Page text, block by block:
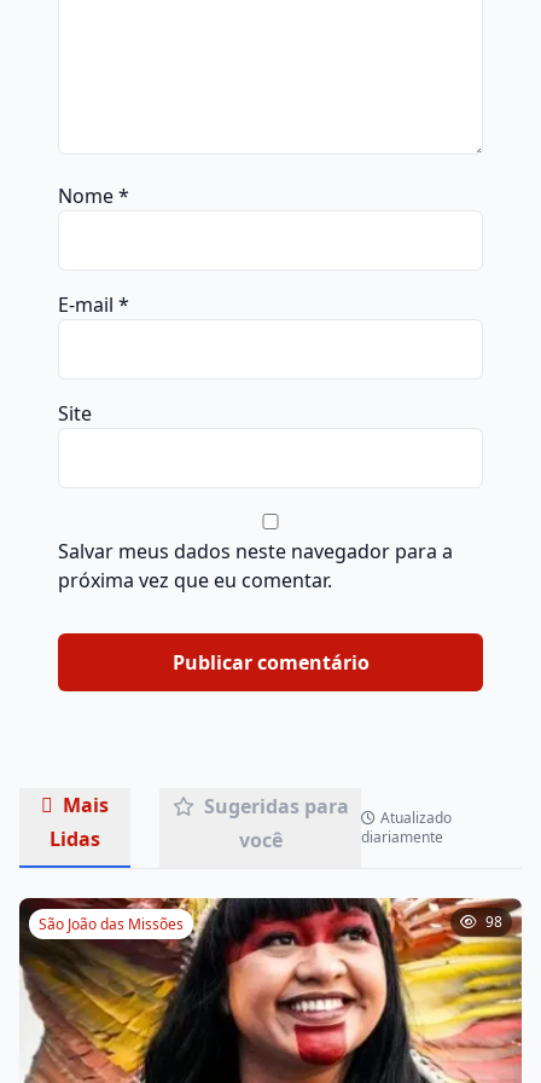
Nome*
E-mail *
Site
Salvar meus dados neste navegador para a
próxima vez que eu comentar.
Mais
Lidas
Sugeridas para
você
Atualizado
diariamente
São João das Missões 98